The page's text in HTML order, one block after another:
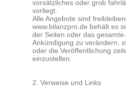
vorsätzliches oder grob
vorliegt.
Alle Angebote sind
www.bilanzpro.de behält es
der Seiten oder das
Ankündigung zu verändern,
oder die Veröffentlichung
einzustellen.
2. Verweise und Links